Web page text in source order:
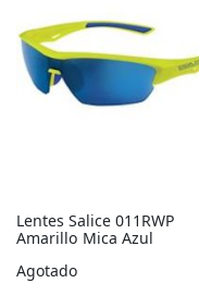
Lentes Salice 011RWP
Amarillo Mica Azul
Agotado